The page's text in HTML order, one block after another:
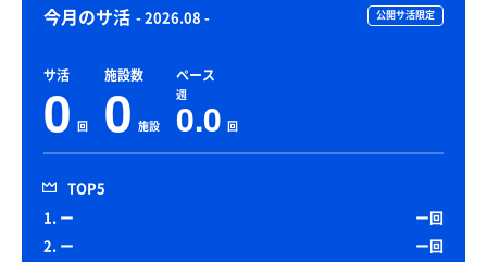
今月のサ活 - 2026.08 - 公開サ活限定
サ活
0 回
施設数
0 施設
ペース
週
0.0 回
TOP5
1. ー
ー回
2. ー
ー回